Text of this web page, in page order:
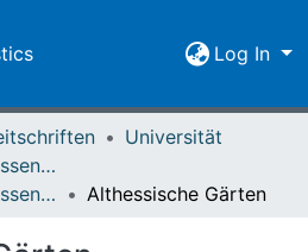
Log In
Universität
Nachrichten der Giessener Hochschulgesellschaft
Nachrichten der Giessener Hochschulgesellschaft Vol. 06 (1928) Heft 2
Althessische Gärten